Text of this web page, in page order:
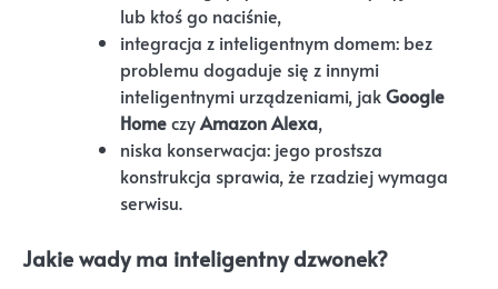
lub ktoś go naciśnie,
integracja z inteligentnym domem: bez
problemu dogaduje się z innymi
inteligentnymi urządzeniami, jakGoogle
HomeczyAmazon Alexa,
niska konserwacja: jego prostsza
konstrukcja sprawia, że rzadziej wymaga
serwisu.
Jakie wady ma inteligentny dzwonek?